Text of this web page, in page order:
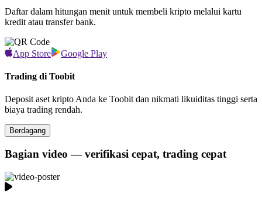
Daftar dalam hitungan menit untuk membeli kripto melalui kartu
kredit atau transfer bank.
App Store Google Play
Trading di Toobit
Deposit aset kripto Anda ke Toobit dan nikmati likuiditas tinggi serta
biaya trading rendah.
Berdagang
Bagian video — verifikasi cepat, trading cepat